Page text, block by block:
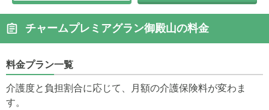
チャームプレミアグラン御殿山の料金
料金プラン一覧
介護度と負担割合に応じて、月額の介護保険料が変わま
す。